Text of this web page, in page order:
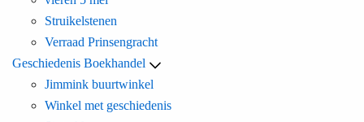
Struikelstenen
Verraad Prinsengracht
Geschiedenis Boekhandel
Jimmink buurtwinkel
Winkel met geschiedenis